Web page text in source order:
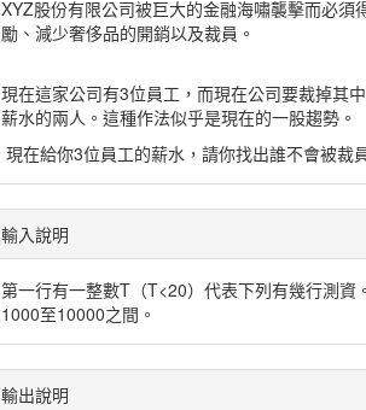
XYZ股份有限公司被巨大的金融海嘯襲擊而必
勵、減少奢侈品的開銷以及裁員。
現在這家公司有3位員工，而現在公司要裁掉其
薪水的兩人。這種作法似乎是現在的一股趨勢。
現在給你3位員工的薪水，請你找出誰不會被裁
輸入說明
第一行有一整數T（T<20）代表下列有幾行測
1000至10000之間。
輸出說明